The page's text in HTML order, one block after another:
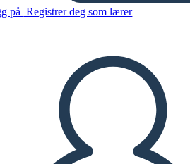
på Registrer deg som lærer
LES FOR MEG